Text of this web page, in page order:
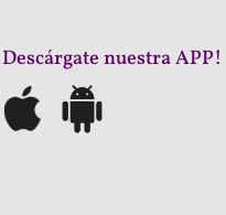
nuestra APP!